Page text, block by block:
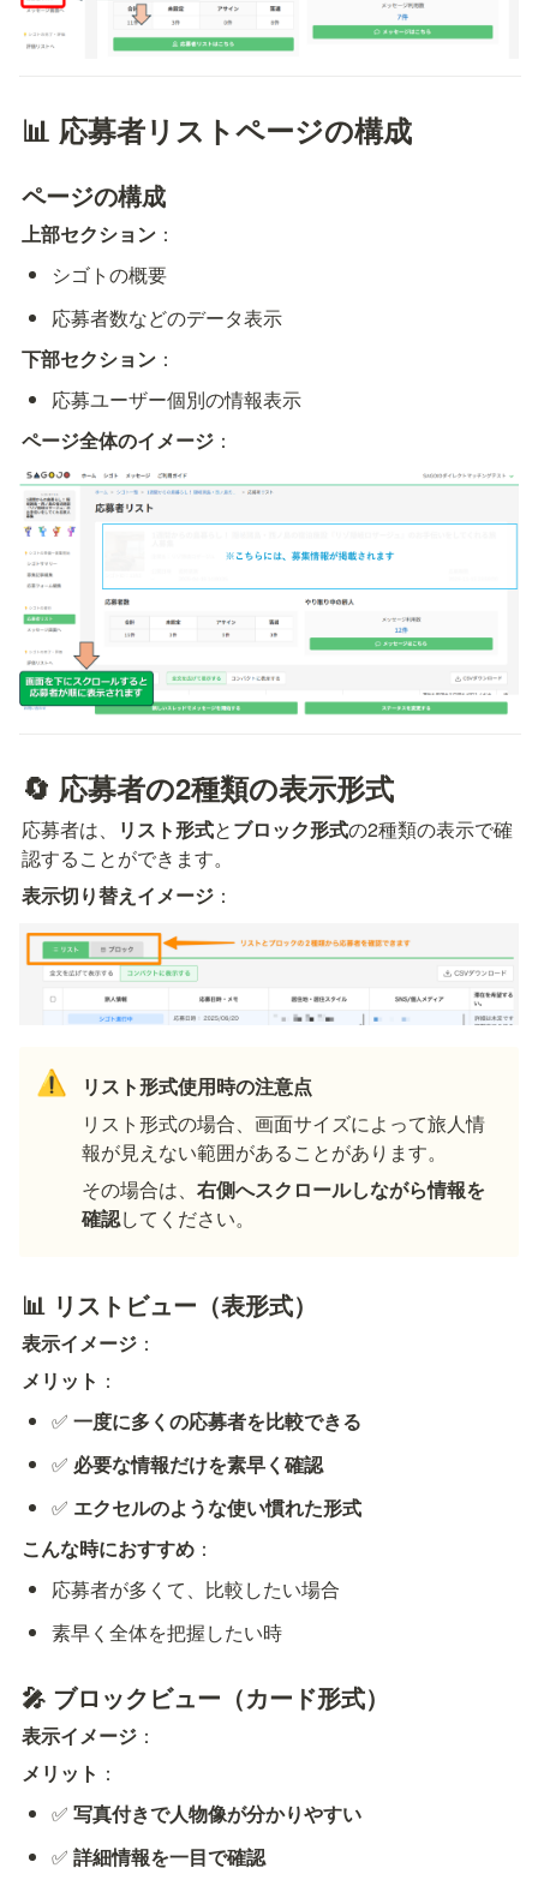
📊 応募者リストページの構成
ページの構成
上部セクション ：
シゴトの概要
応募者数などのデータ表示
下部セクション ：
応募ユーザー個別の情報表示
ページ全体のイメージ ：
🔄 応募者の2種類の表示形式
応募者は、 リスト形式とブロック形式の2種類の表示で確
認することができます。
表示切り替えイメージ ：
⚠️
リスト形式使用時の注意点
リスト形式の場合、画面サイズによって旅人情
報が見えない範囲があることがあります。
その場合は、 右側へスクロールしながら情報を
確認してください。
📊 リストビュー（表形式）
表示イメージ ：
メリット ：
✅ 一度に多くの応募者を比較できる
✅ 必要な情報だけを素早く確認
✅ エクセルのような使い慣れた形式
こんな時におすすめ ：
応募者が多くて、比較したい場合
素早く全体を把握したい時
🎤 ブロックビュー（カード形式）
表示イメージ ：
メリット ：
✅ 写真付きで人物像が分かりやすい
✅ 詳細情報を一目で確認